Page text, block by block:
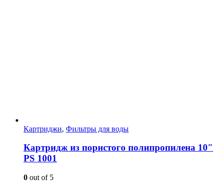
Картриджи, Фильтры для воды
Картридж из пористого полипропилена 10″
PS 1001
0 out of 5